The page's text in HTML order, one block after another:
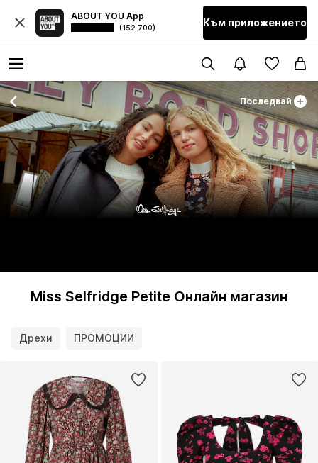
ABOUT YOU App
(152 700) Към приложението
Последвай
Miss Selfridge Petite Онлайн магазин
Дрехи ПРОМОЦИИ